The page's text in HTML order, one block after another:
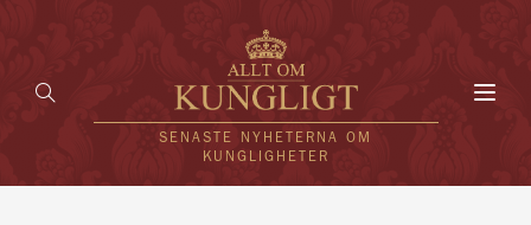
SENASTE NYHETERNA OM
KUNGLIGHETER